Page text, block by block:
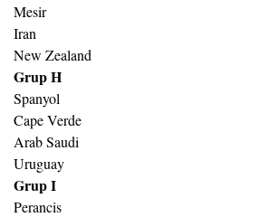
Mesir
Iran
New Zealand
Grup H
Spanyol
Cape Verde
Arab Saudi
Uruguay
Grup I
Perancis